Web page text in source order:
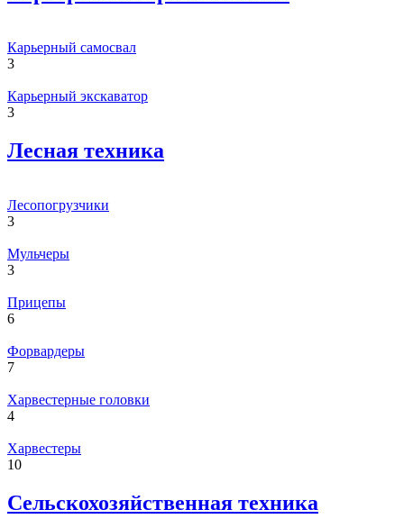
Карьерный самосвал
3
Карьерный экскаватор
3
Лесная техника
Лесопогрузчики
3
Мульчеры
3
Прицепы
6
Форвардеры
7
Харвестерные головки
4
Харвестеры
10
Сельскохозяйственная техника